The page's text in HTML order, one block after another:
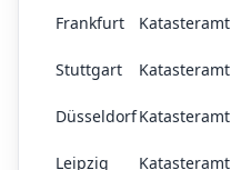
Frankfurt
Katasteramt
Stuttgart
Katasteramt
DüsseldorfKatasteramt
Leipzig
Katasteramt